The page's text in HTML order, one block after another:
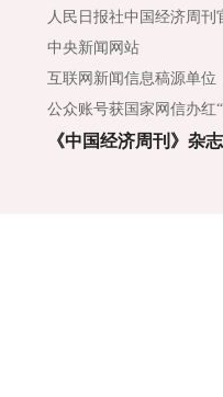
人民日报社中国经济周刊
中央新闻网站
互联网新闻信息稿源单位
公众账号获国家网信办红
《中国经济周刊》杂